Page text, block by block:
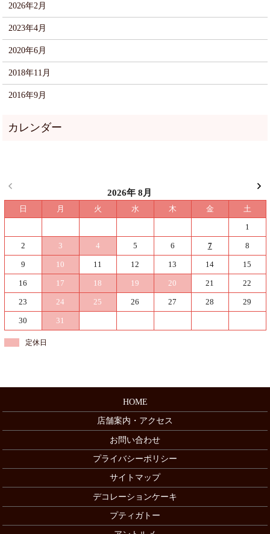
2026年2月
2023年4月
2020年6月
2018年11月
2016年9月
2026年 8月
日 月 火 水 木 金
土
1
2 3 4 5 6 7 8
9 10 11 12 13 14 15
16 17 18 19 20 21 22
23 24 25 26 27 28 29
30 31
定休日
HOME
店舗案内・アクセス
お問い合わせ
プライバシーポリシー
サイトマップ
デコレーションケーキ
プティガトー